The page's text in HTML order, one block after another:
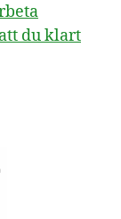
du klart